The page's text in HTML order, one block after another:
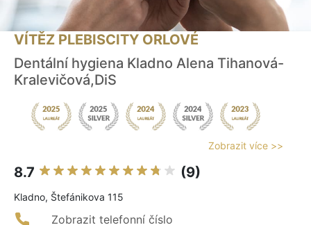
VÍTĚZ PLEBISCITY ORLOVÉ
Dentální hygiena Kladno Alena Tihanová-
Kralevičová,DiS
Zobrazit více >>
8.7 (9)
Kladno, Štefánikova 115
Zobrazit telefonní číslo